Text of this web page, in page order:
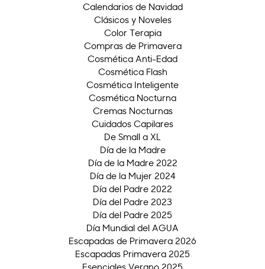
Calendarios de Navidad
Clásicos y Noveles
Color Terapia
Compras de Primavera
Cosmética Anti-Edad
Cosmética Flash
Cosmética Inteligente
Cosmética Nocturna
Cremas Nocturnas
Cuidados Capilares
De Small a XL
Día de la Madre
Día de la Madre 2022
Día de la Mujer 2024
Día del Padre 2022
Día del Padre 2023
Día del Padre 2025
Día Mundial del AGUA
Escapadas de Primavera 2026
Escapadas Primavera 2025